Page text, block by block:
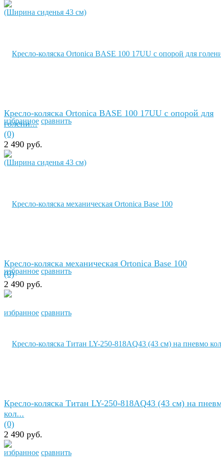
избранное сравнить
избранное сравнить
Кресло-коляска Ortonica BASE 100 17UU с опорой для
голени...
(0)
2 490 руб.
избранное сравнить
Кресло-коляска механическая Ortonica Base 100
(0)
2 490 руб.
избранное сравнить
Кресло-коляска Титан LY-250-818AQ43 (43 см) на
кол...
(0)
2 490 руб.